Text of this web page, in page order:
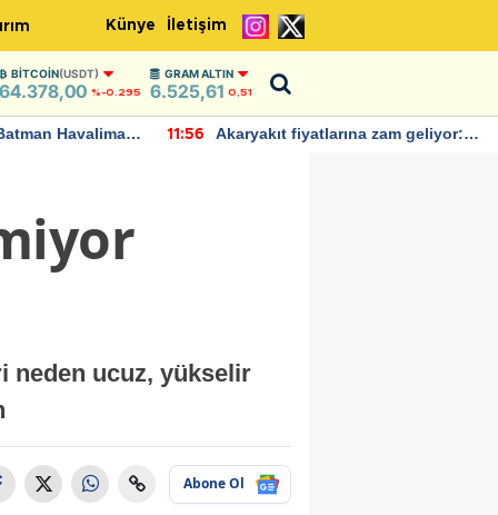
Künye İletişim
BITCOIN(USDT)
64.378,00 %-0.295
GRAM ALTIN
6.525,61 0,51
Havalimanı
11:56
Akaryakıt fiyatlarına zam geliyor:
neden ucuz, yükselir
Abone Ol